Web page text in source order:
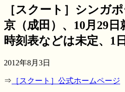
［スクート］シンガ
京（成田）、10月29日
時刻表などは未定、1
2012年8月3日
⇒ ［スクート］公式ホームページ